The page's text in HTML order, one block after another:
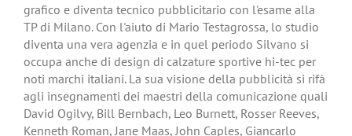
grafico e diventa tecnico pubblicitario con l'esame alla
TP di Milano. Con l'aiuto di Mario Testagrossa, lo studio
diventa una vera agenzia e in quel periodo Silvano si
occupa anche di design di calzature sportive hi-tec per
noti marchi italiani. La sua visione della pubblicità si rifà
agli insegnamenti dei maestri della comunicazione quali
David Ogilvy, Bill Bernbach, Leo Burnett, Rosser Reeves,
Kenneth Roman, Jane Maas, John Caples, Giancarlo